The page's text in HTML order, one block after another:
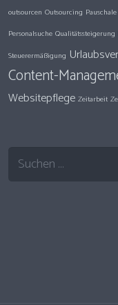
outsourcen Outsourcing Pauschale
Personalsuche Qualitätssteigerung
Steuerermäßigung
Content-
Websitepflege Zeitarbeit
Suchen